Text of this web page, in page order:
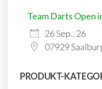
Team Darts Open
26 Sep.. 26
07929
PRODUKT-